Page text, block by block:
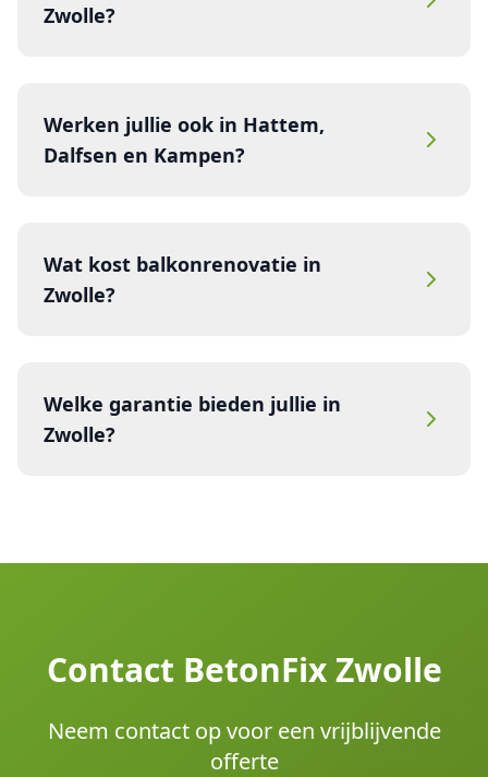
Zwolle?
Werken jullie ook in Hattem,
Dalfsen en Kampen?
Wat kost balkonrenovatie in
Zwolle?
Welke garantie bieden jullie in
Zwolle?
Contact BetonFix Zwolle
Neem contact op voor een vrijblijvende
offerte